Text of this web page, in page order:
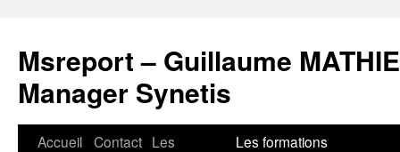
Msreport – Guillaume
Manager Synetis
Aller
Accueil Contact Les
Les formations